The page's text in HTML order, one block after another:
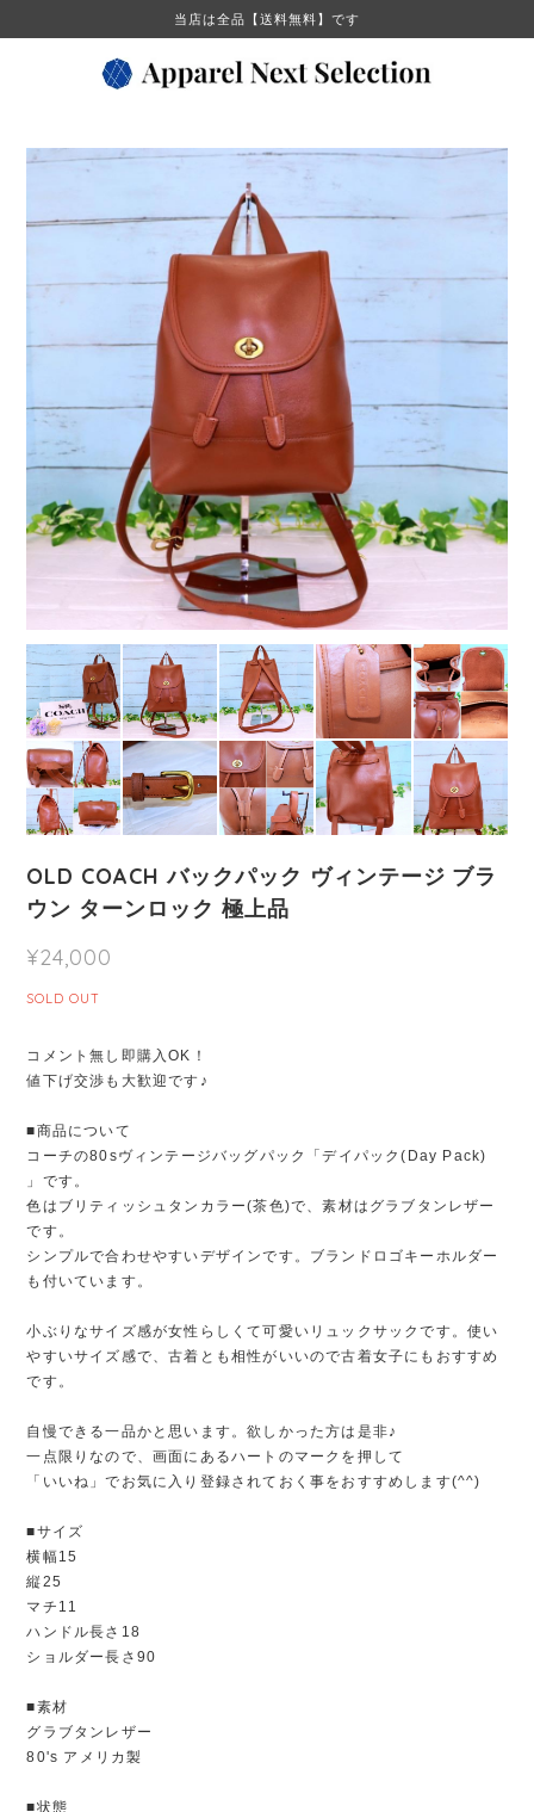
当店は全品【送料無料】です
OLD COACH バックパック ヴィンテージ ブラ
ウン ターンロック 極上品
¥24,000
SOLD OUT
コメント無し即購入OK！
値下げ交渉も大歓迎です♪
■商品について
コーチの80sヴィンテージバッグパック「デイパック(Day Pack)
」です。
色はブリティッシュタンカラー(茶色)で、素材はグラブタンレザー
です。
シンプルで合わせやすいデザインです。ブランドロゴキーホルダー
も付いています。
小ぶりなサイズ感が女性らしくて可愛いリュックサックです。使い
やすいサイズ感で、古着とも相性がいいので古着女子にもおすすめ
です。
自慢できる一品かと思います。欲しかった方は是非♪
一点限りなので、画面にあるハートのマークを押して
「いいね」でお気に入り登録されておく事をおすすめします(^^)
■サイズ
横幅15
縦25
マチ11
ハンドル長さ18
ショルダー長さ90
■素材
グラブタンレザー
80's アメリカ製
■状態